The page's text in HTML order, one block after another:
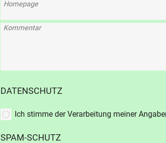
Homepage
Kommentar
DATENSCHUTZ
Ich stimme der Verarbeitung meiner
SPAM-SCHUTZ